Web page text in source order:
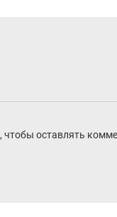
, чтобы оставлять